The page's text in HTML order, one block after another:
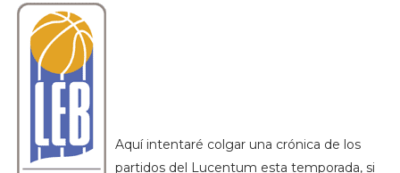
Aquí intentaré colgar una crónica de los
partidos del Lucentum esta temporada, si